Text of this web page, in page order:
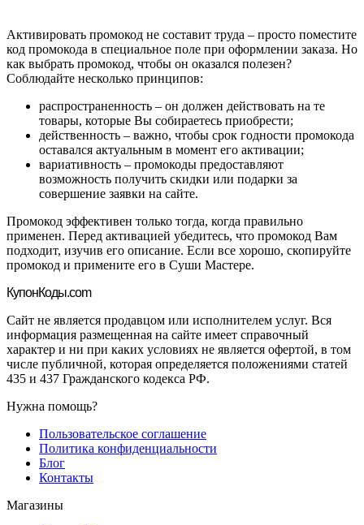
Активировать промокод не составит труда – просто поместите
код промокода в специальное поле при оформлении заказа. Но
как выбрать промокод, чтобы он оказался полезен?
Соблюдайте несколько принципов:
распространенность – он должен действовать на те
товары, которые Вы собираетесь приобрести;
действенность – важно, чтобы срок годности промокода
оставался актуальным в момент его активации;
вариативность – промокоды предоставляют
возможность получить скидки или подарки за
совершение заявки на сайте.
Промокод эффективен только тогда, когда правильно
применен. Перед активацией убедитесь, что промокод Вам
подходит, изучив его описание. Если все хорошо, скопируйте
промокод и примените его в Суши Мастере.
КупонКоды.com
Сайт не является продавцом или исполнителем услуг. Вся
информация размещенная на сайте имеет справочный
характер и ни при каких условиях не является офертой, в том
числе публичной, которая определяется положениями статей
435 и 437 Гражданского кодекса РФ.
Нужна помощь?
Пользовательское соглашение
Политика конфиденциальности
Блог
Контакты
Магазины